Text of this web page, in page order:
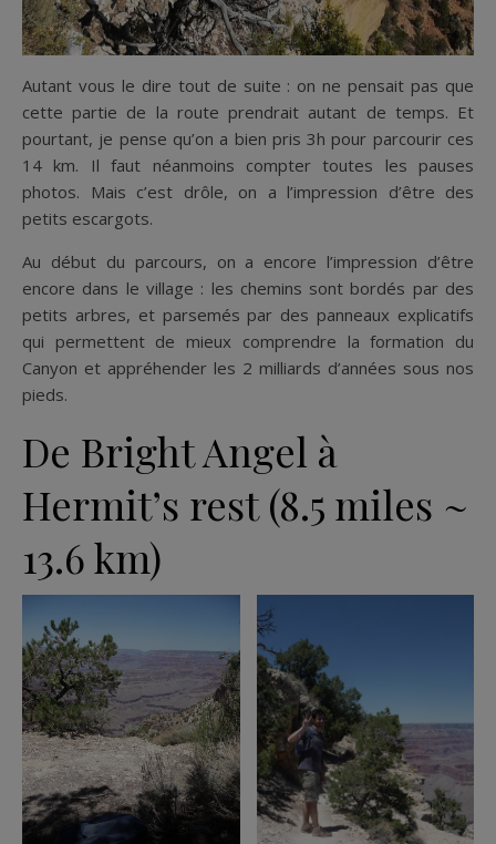
Autant vous le dire tout de suite : on ne pensait pas que
cette partie de la route prendrait autant de temps. Et
pourtant, je pense qu’on a bien pris 3h pour parcourir ces
14 km. Il faut néanmoins compter toutes les pauses
photos. Mais c’est drôle, on a l’impression d’être des
petits escargots.
Au début du parcours, on a encore l’impression d’être
encore dans le village : les chemins sont bordés par des
petits arbres, et parsemés par des panneaux explicatifs
qui permettent de mieux comprendre la formation du
Canyon et appréhender les 2 milliards d’années sous nos
pieds.
De Bright Angel à
Hermit’s rest (8.5 miles ~
13.6 km)